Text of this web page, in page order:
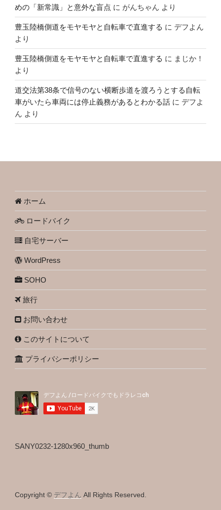
めの「新常識」と意外な盲点 に がんちゃん より
豊玉陸橋側道をモヤモヤと自転車で直進する に デフよん
より
豊玉陸橋側道をモヤモヤと自転車で直進する に まじか！
より
道交法第38条で信号のない横断歩道を渡ろうとする自転
車がいたら車両には停止義務があるとわかる話 に デフよ
ん より
ホーム
ロードバイク
自宅サーバー
WordPress
SOHO
旅行
お問い合わせ
このサイトについて
プライバシーポリシー
SANY0232-1280x960_thumb
Copyright © デフよん All Rights Reserved.